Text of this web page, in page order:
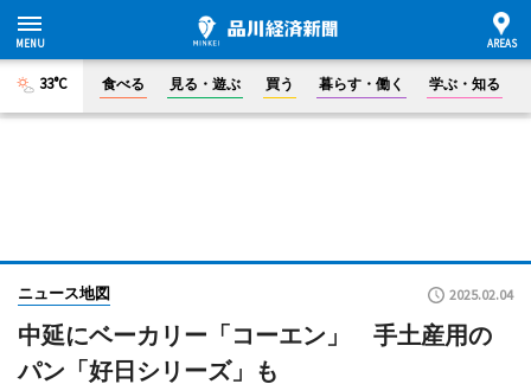
33°C 食べる 見る・遊ぶ 買う 暮らす・働く 学ぶ・知る
ニュース地図 2025.02.04
中延にベーカリー「コーエン」 手土産用の
パン「好日シリーズ」も